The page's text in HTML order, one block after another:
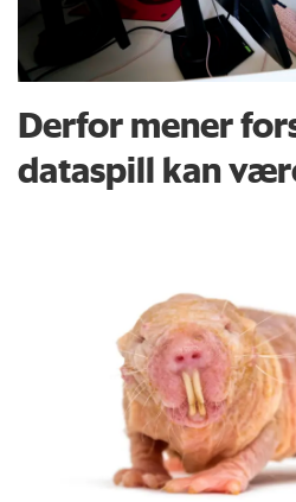
Derfor mener
dataspill kan